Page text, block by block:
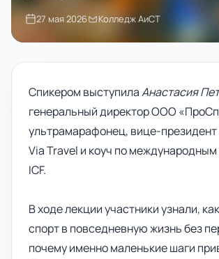
27 мая 2026 Колледж АиСТ
Спикером выступилаАнастасия
генеральный директор ООО
ультрамарафонец, вице-
Via Travel и коуч по
ICF.
В ходе лекции участники узнали,
спорт в повседневную жизнь без
почему именно маленькие шаги